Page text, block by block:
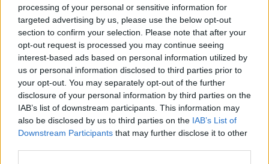
processing of your personal or sensitive information for
targeted advertising by us, please use the below opt-out
section to confirm your selection. Please note that after your
opt-out request is processed you may continue seeing
interest-based ads based on personal information utilized by
us or personal information disclosed to third parties prior to
your opt-out. You may separately opt-out of the further
disclosure of your personal information by third parties on the
IAB’s list of downstream participants. This information may
also be disclosed by us to third parties on the IAB’s List of
Downstream Participants that may further disclose it to other
GLAMOUR HOROSZKÓP
Napi horoszkóp: A Rák
féltékenykedhet, a Kos ne